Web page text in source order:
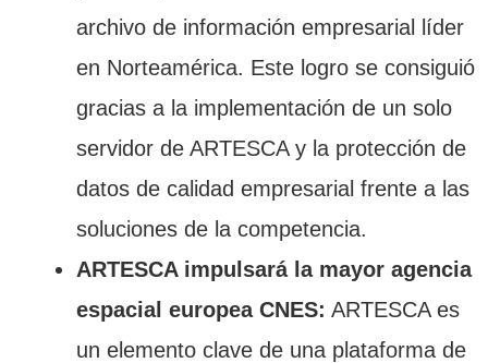
archivo de información empresarial líder
en Norteamérica. Este logro se consiguió
gracias a la implementación de un solo
servidor de ARTESCA y la protección de
datos de calidad empresarial frente a las
soluciones de la competencia.
ARTESCA impulsará la mayor agencia
espacial europea CNES: ARTESCA es
un elemento clave de una plataforma de